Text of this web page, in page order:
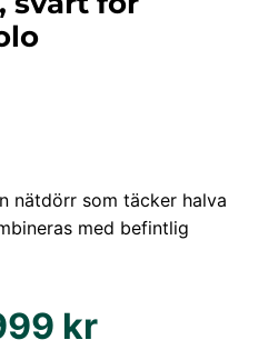
nätdörr som täcker halva
med befintlig
kr